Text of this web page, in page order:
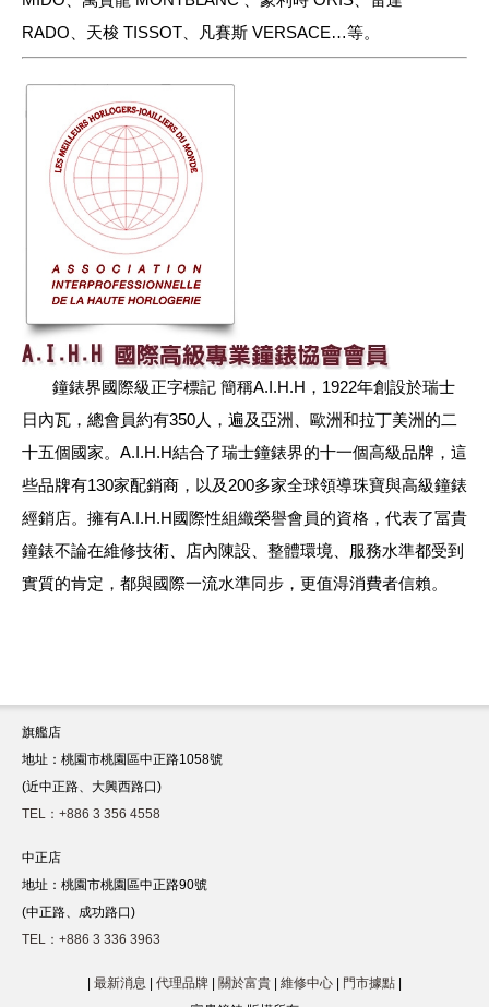
RADO、天梭 TISSOT、凡賽斯 VERSACE…等。
鐘錶界國際級正字標記 簡稱A.I.H.H，1922年創設於瑞士
日內瓦，總會員約有350人，遍及亞洲、歐洲和拉丁美洲的二
十五個國家。A.I.H.H結合了瑞士鐘錶界的十一個高級品牌，這
些品牌有130家配銷商，以及200多家全球領導珠寶與高級鐘錶
經銷店。擁有A.I.H.H國際性組織榮譽會員的資格，代表了冨貴
鐘錶不論在維修技術、店內陳設、整體環境、服務水準都受到
實質的肯定，都與國際一流水準同步，更值淂消費者信賴。
旗艦店
地址：桃園市桃園區中正路1058號
(近中正路、大興西路口)
TEL：+886 3 356 4558
中正店
地址：桃園市桃園區中正路90號
(中正路、成功路口)
TEL：+886 3 336 3963
| 最新消息 | 代理品牌 | 關於富貴 | 維修中心 | 門市據點 |